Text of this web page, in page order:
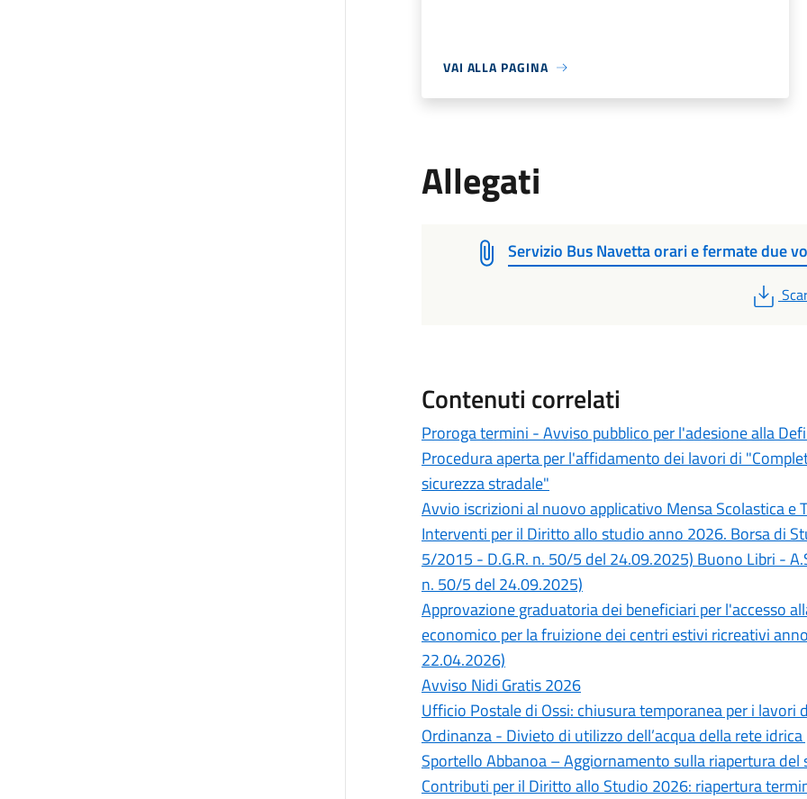
VAI ALLA PAGINA
Allegati
Servizio Bus Navetta orari e fermate due
PDF
Contenuti correlati
Proroga termini - Avviso pubblico per l'adesione alla
Procedura aperta per l'affidamento dei lavori di
sicurezza stradale"
Avvio iscrizioni al nuovo applicativo Mensa Scolastica e
Interventi per il Diritto allo studio anno 2026. Borsa di
5/2015 - D.G.R. n. 50/5 del 24.09.2025) Buono Libri -
n. 50/5 del 24.09.2025)
Approvazione graduatoria dei beneficiari per l'accesso
economico per la fruizione dei centri estivi ricreativi
22.04.2026)
Avviso Nidi Gratis 2026
Ufficio Postale di Ossi: chiusura temporanea per i lavori
Ordinanza - Divieto di utilizzo dell’acqua della rete
Sportello Abbanoa – Aggiornamento sulla riapertura del
Contributi per il Diritto allo Studio 2026: riapertura